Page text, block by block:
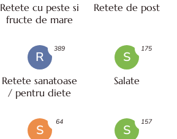
Retete cu peste si
fructe de mare
Retete de post
R
Retete sanatoase
/ pentru diete
389
S
Salate
175
S
64
S
157